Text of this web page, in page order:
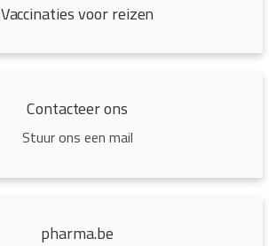
Vaccinaties voor reizen
Contacteer ons
Stuur ons een mail
pharma.be